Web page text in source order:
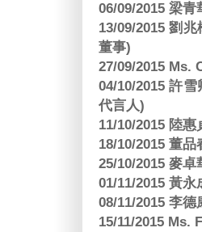
06/09/2015 梁
13/09/2015 劉
董事)
27/09/2015 Ms.
04/10/2015 許
代言人)
11/10/2015 陸
18/10/2015 董
25/10/2015 麥
01/11/2015 黃
08/11/2015 李
15/11/2015 Ms.